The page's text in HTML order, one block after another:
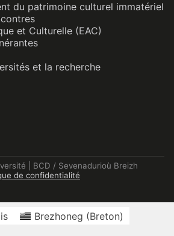
du patrimoine culturel immatériel
et Culturelle (EAC)
et la recherche
| BCD / Sevenadurioù Breizh
de confidentialité
Brezhoneg (Breton)